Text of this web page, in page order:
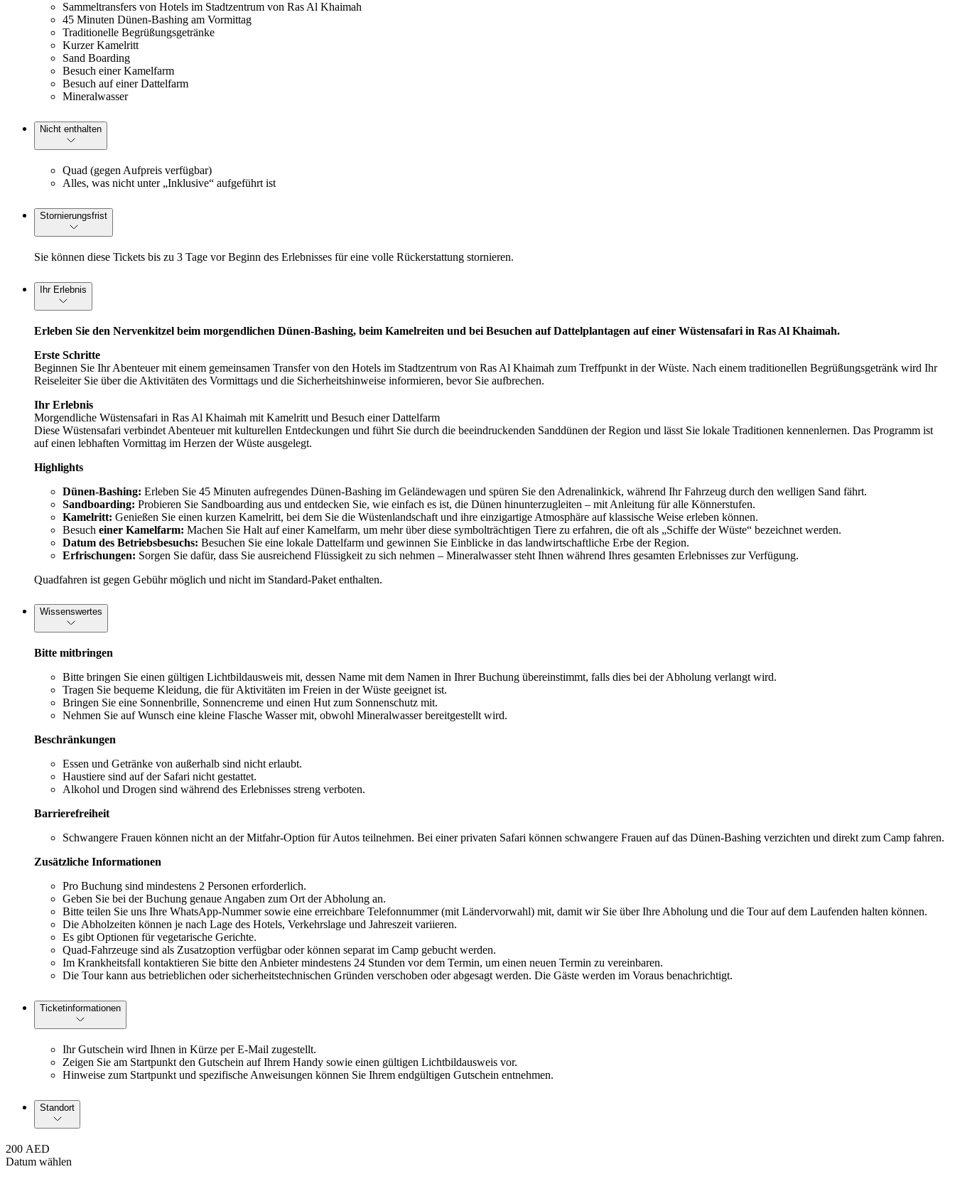
Sammeltransfers von Hotels im Stadtzentrum von Ras Al Khaimah
45 Minuten Dünen-Bashing am Vormittag
Traditionelle Begrüßungsgetränke
Kurzer Kamelritt
Sand Boarding
Besuch einer Kamelfarm
Besuch auf einer Dattelfarm
Mineralwasser
Nicht enthalten
Quad (gegen Aufpreis verfügbar)
Alles, was nicht unter „Inklusive“ aufgeführt ist
Stornierungsfrist
Sie können diese Tickets bis zu 3 Tage vor Beginn des Erlebnisses für eine volle Rückerstattung stornieren.
Ihr Erlebnis
Erleben Sie den Nervenkitzel beim morgendlichen Dünen-Bashing, beim Kamelreiten und bei Besuchen auf Dattelplantagen auf einer Wüstensafari in Ras Al Khaimah.
Erste Schritte
Beginnen Sie Ihr Abenteuer mit einem gemeinsamen Transfer von den Hotels im Stadtzentrum von Ras Al Khaimah zum Treffpunkt in der Wüste. Nach einem traditionellen Begrüßungsgetränk wird Ihr
Reiseleiter Sie über die Aktivitäten des Vormittags und die Sicherheitshinweise informieren, bevor Sie aufbrechen.
Ihr Erlebnis
Morgendliche Wüstensafari in Ras Al Khaimah mit Kamelritt und Besuch einer Dattelfarm
Diese Wüstensafari verbindet Abenteuer mit kulturellen Entdeckungen und führt Sie durch die beeindruckenden Sanddünen der Region und lässt Sie lokale Traditionen kennenlernen. Das Programm ist
auf einen lebhaften Vormittag im Herzen der Wüste ausgelegt.
Highlights
Dünen-Bashing: Erleben Sie 45 Minuten aufregendes Dünen-Bashing im Geländewagen und spüren Sie den Adrenalinkick, während Ihr Fahrzeug durch den welligen Sand fährt.
Sandboarding: Probieren Sie Sandboarding aus und entdecken Sie, wie einfach es ist, die Dünen hinunterzugleiten – mit Anleitung für alle Könnerstufen.
Kamelritt: Genießen Sie einen kurzen Kamelritt, bei dem Sie die Wüstenlandschaft und ihre einzigartige Atmosphäre auf klassische Weise erleben können.
Besuch einer Kamelfarm: Machen Sie Halt auf einer Kamelfarm, um mehr über diese symbolträchtigen Tiere zu erfahren, die oft als „Schiffe der Wüste“ bezeichnet werden.
Datum des Betriebsbesuchs: Besuchen Sie eine lokale Dattelfarm und gewinnen Sie Einblicke in das landwirtschaftliche Erbe der Region.
Erfrischungen: Sorgen Sie dafür, dass Sie ausreichend Flüssigkeit zu sich nehmen – Mineralwasser steht Ihnen während Ihres gesamten Erlebnisses zur Verfügung.
Quadfahren ist gegen Gebühr möglich und nicht im Standard-Paket enthalten.
Wissenswertes
Bitte mitbringen
Bitte bringen Sie einen gültigen Lichtbildausweis mit, dessen Name mit dem Namen in Ihrer Buchung übereinstimmt, falls dies bei der Abholung verlangt wird.
Tragen Sie bequeme Kleidung, die für Aktivitäten im Freien in der Wüste geeignet ist.
Bringen Sie eine Sonnenbrille, Sonnencreme und einen Hut zum Sonnenschutz mit.
Nehmen Sie auf Wunsch eine kleine Flasche Wasser mit, obwohl Mineralwasser bereitgestellt wird.
Beschränkungen
Essen und Getränke von außerhalb sind nicht erlaubt.
Haustiere sind auf der Safari nicht gestattet.
Alkohol und Drogen sind während des Erlebnisses streng verboten.
Barrierefreiheit
Schwangere Frauen können nicht an der Mitfahr-Option für Autos teilnehmen. Bei einer privaten Safari können schwangere Frauen auf das Dünen-Bashing verzichten und direkt zum Camp fahren.
Zusätzliche Informationen
Pro Buchung sind mindestens 2 Personen erforderlich.
Geben Sie bei der Buchung genaue Angaben zum Ort der Abholung an.
Bitte teilen Sie uns Ihre WhatsApp-Nummer sowie eine erreichbare Telefonnummer (mit Ländervorwahl) mit, damit wir Sie über Ihre Abholung und die Tour auf dem Laufenden halten können.
Die Abholzeiten können je nach Lage des Hotels, Verkehrslage und Jahreszeit variieren.
Es gibt Optionen für vegetarische Gerichte.
Quad-Fahrzeuge sind als Zusatzoption verfügbar oder können separat im Camp gebucht werden.
Im Krankheitsfall kontaktieren Sie bitte den Anbieter mindestens 24 Stunden vor dem Termin, um einen neuen Termin zu vereinbaren.
Die Tour kann aus betrieblichen oder sicherheitstechnischen Gründen verschoben oder abgesagt werden. Die Gäste werden im Voraus benachrichtigt.
Ticketinformationen
Ihr Gutschein wird Ihnen in Kürze per E-Mail zugestellt.
Zeigen Sie am Startpunkt den Gutschein auf Ihrem Handy sowie einen gültigen Lichtbildausweis vor.
Hinweise zum Startpunkt und spezifische Anweisungen können Sie Ihrem endgültigen Gutschein entnehmen.
Standort
200 AED
Datum wählen